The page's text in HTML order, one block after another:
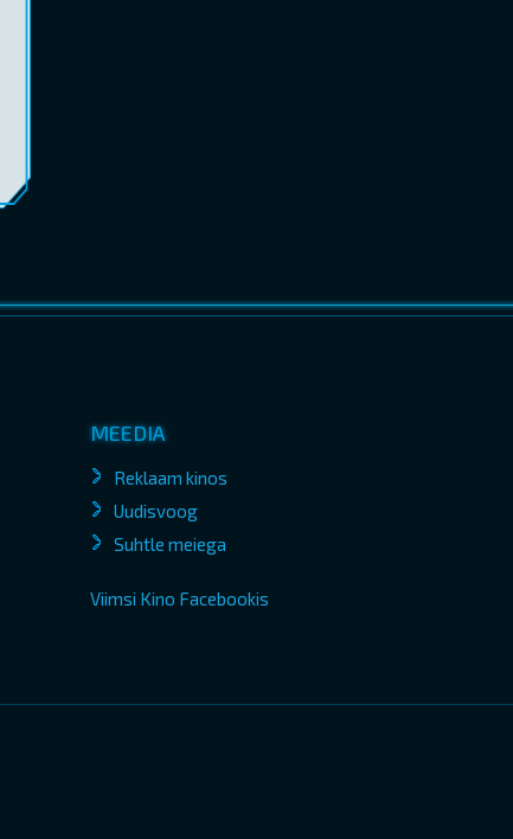
MEEDIA
Reklaam kinos
Uudisvoog
Suhtle meiega
Viimsi Kino Facebookis